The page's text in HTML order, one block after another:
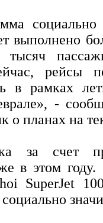
выполнено
рейсы
в рамках
-
о планах на
за счет
в этом
SuperJet